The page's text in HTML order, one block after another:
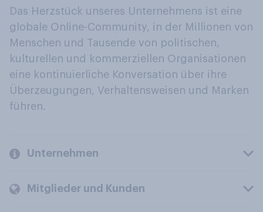
Das Herzstück unseres Unternehmens ist eine
globale Online-Community, in der Millionen von
Menschen und Tausende von politischen,
kulturellen und kommerziellen Organisationen
eine kontinuierliche Konversation über ihre
Überzeugungen, Verhaltensweisen und Marken
führen.
Unternehmen
Mitglieder und Kunden